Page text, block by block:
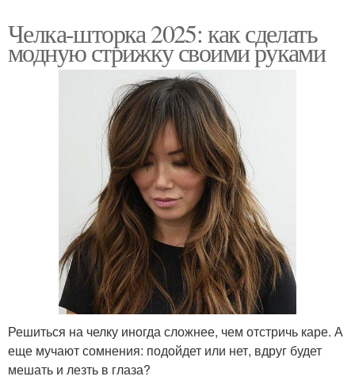
Челка-шторка 2025: как сделать
модную стрижку своими руками
Решиться на челку иногда сложнее, чем отстричь каре. А
еще мучают сомнения: подойдет или нет, вдруг будет
мешать и лезть в глаза?